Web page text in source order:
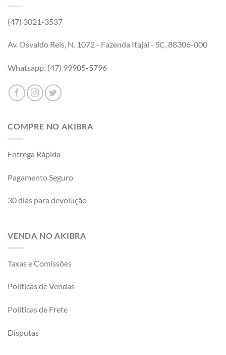
(47) 3021-3537
Av. Osvaldo Reis, N. 1072 - Fazenda Itajaí - SC, 88306-000
Whatsapp: (47) 99905-5796
COMPRE NO AKIBRA
Entrega Rápida
Pagamento Seguro
30 dias para devolução
VENDA NO AKIBRA
Taxas e Comissões
Políticas de Vendas
Políticas de Frete
Disputas